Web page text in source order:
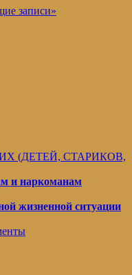
записи»
(ДЕТЕЙ, СТАРИКОВ,
и наркоманам
жизненной ситуации